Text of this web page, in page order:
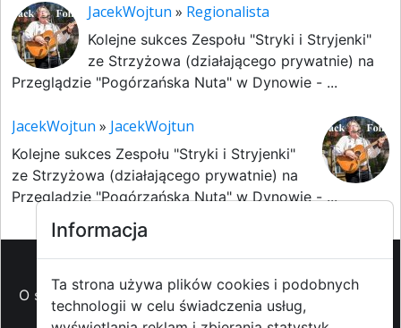
JacekWojtun » Regionalista
Kolejne sukces Zespołu "Stryki i Stryjenki"
ze Strzyżowa (działającego prywatnie) na
Przeglądzie "Pogórzańska Nuta" w Dynowie - ...
JacekWojtun » JacekWojtun
Kolejne sukces Zespołu "Stryki i Stryjenki"
ze Strzyżowa (działającego prywatnie) na
Przeglądzie "Pogórzańska Nuta" w Dynowie - ...
O strzyzowiak.pl-Reklama-Pomoc (FAQ)-Patronat
medialny - Prawa autorskie- Redakcja i
Informacja
Ta strona używa plików cookies i podobnych
technologii w celu świadczenia usług,